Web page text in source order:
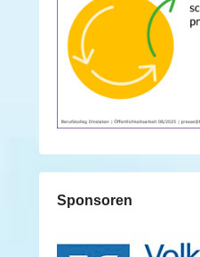
Sponsoren